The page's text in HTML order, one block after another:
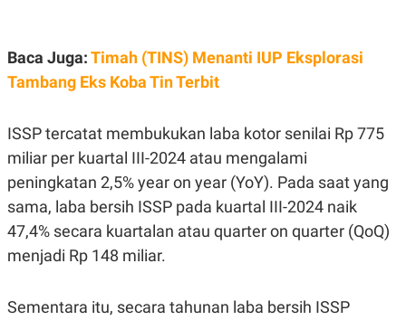
M
E
I
A
N
G
G
N
A
N
C
K
I
N
E
R
A
E
M
I
Baca Juga:Timah (TINS) Menanti IUP Eksplorasi
Tambang Eks Koba Tin Terbit
ISSP tercatat membukukan laba kotor senilai Rp 775
miliar per kuartal III-2024 atau mengalami
peningkatan 2,5% year on year (YoY). Pada saat yang
sama, laba bersih ISSP pada kuartal III-2024 naik
47,4% secara kuartalan atau quarter on quarter (QoQ)
menjadi Rp 148 miliar.
Sementara itu, secara tahunan laba bersih ISSP